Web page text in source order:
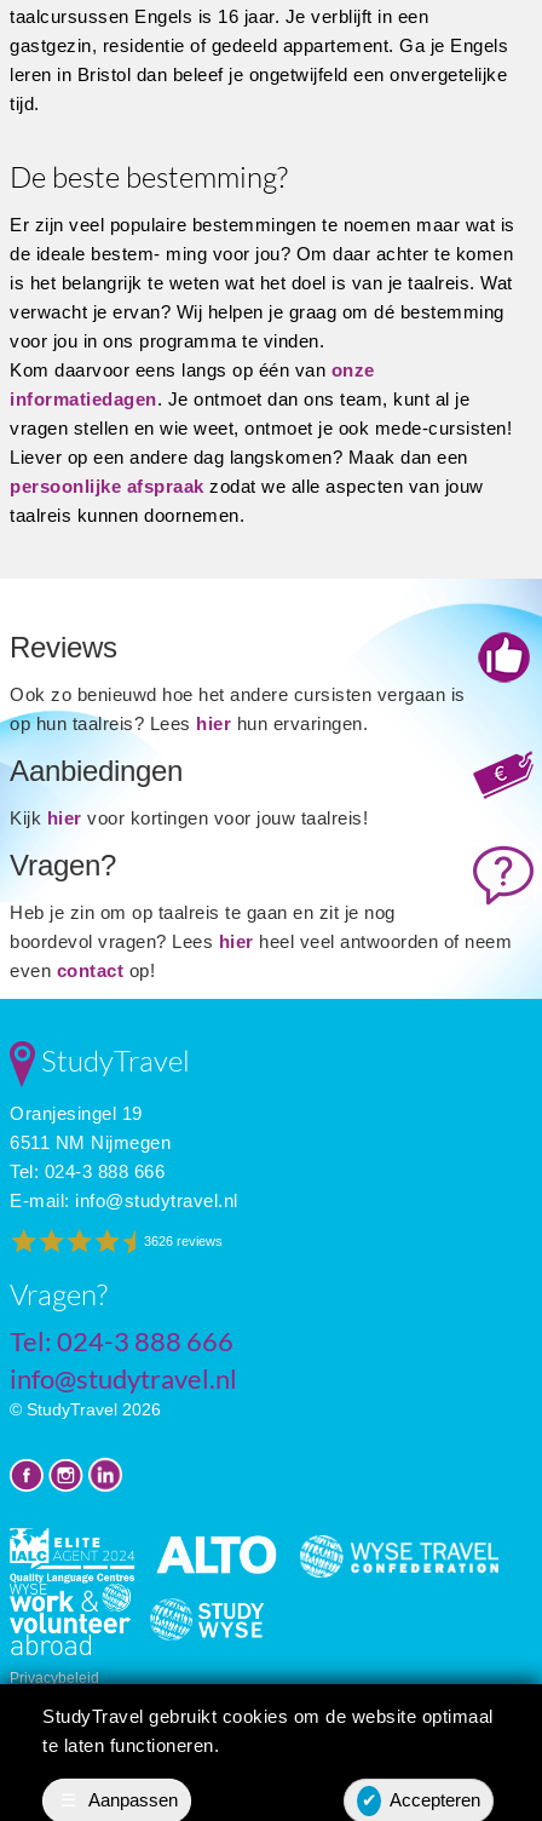
Prijsopgave Contact
taalcursussen Engels is 16 jaar. Je verblijft in een
gastgezin, residentie of gedeeld appartement. Ga je Engels
leren in Bristol dan beleef je ongetwijfeld een onvergetelijke
tijd.
De beste bestemming?
Er zijn veel populaire bestemmingen te noemen maar wat is
de ideale bestem- ming voor jou? Om daar achter te komen
is het belangrijk te weten wat het doel is van je taalreis. Wat
verwacht je ervan? Wij helpen je graag om dé bestemming
voor jou in ons programma te vinden.
Kom daarvoor eens langs op één van onze
informatiedagen. Je ontmoet dan ons team, kunt al je
vragen stellen en wie weet, ontmoet je ook mede-cursisten!
Liever op een andere dag langskomen? Maak dan een
persoonlijke afspraak zodat we alle aspecten van jouw
taalreis kunnen doornemen.
Reviews
Ook zo benieuwd hoe het andere cursisten vergaan is
op hun taalreis? Lees hier hun ervaringen.
Aanbiedingen
Kijk hier voor kortingen voor jouw taalreis!
Vragen?
Heb je zin om op taalreis te gaan en zit je nog
boordevol vragen? Lees hier heel veel antwoorden of neem
even contact op!
StudyTravel gebruikt cookies om de website optimaal
te laten functioneren.
Aanpassen ✔ Accepteren
StudyTravel
Oranjesingel 19
6511 NM Nijmegen
Tel: 024-3 888 666
E-mail: info@studytravel.nl
3626 reviews
Vragen?
Tel: 024-3 888 666
info@studytravel.nl
© StudyTravel 2026
Privacybeleid
Reis/cursusvoorwaarden